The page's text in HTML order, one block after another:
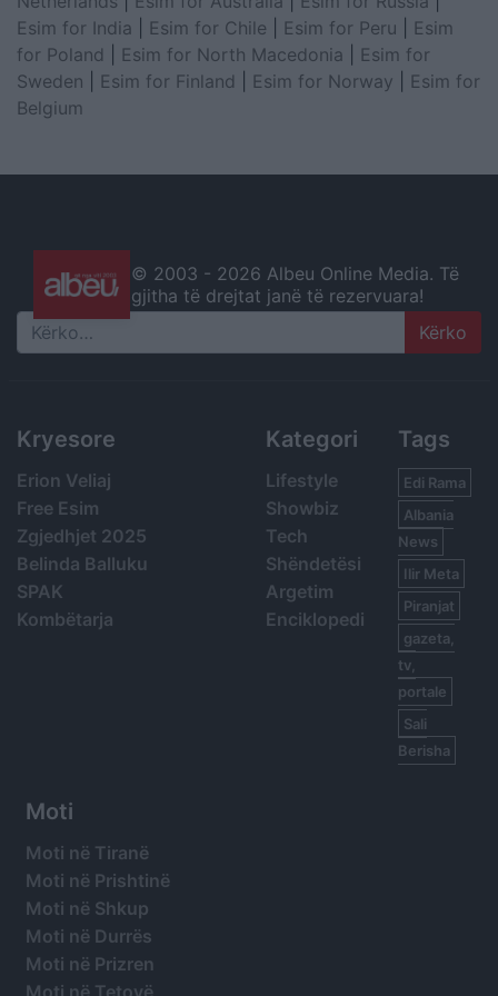
Esim for India
Esim for Chile Esim for Peru
Esim
for Poland
Esim for North Macedonia
Esim for
Sweden
Esim for Finland Esim for Norway
Esim for
Belgium
© 2003 - 2026 Albeu Online Media. Të
gjitha të drejtat janë të rezervuara!
Search
Kryesore
Erion Veliaj
Free Esim
Zgjedhjet 2025
Belinda Balluku
SPAK
Kombëtarja
Kategori
Lifestyle
Showbiz
Tech
Shëndetësi
Argetim
Enciklopedi
Tags
Edi Rama
Albania
News
Ilir Meta
Piranjat
gazeta,
tv,
portale
Sali
Berisha
Moti
Moti në Tiranë
Moti në Prishtinë
Moti në Shkup
Moti në Durrës
Moti në Prizren
Moti në Tetovë